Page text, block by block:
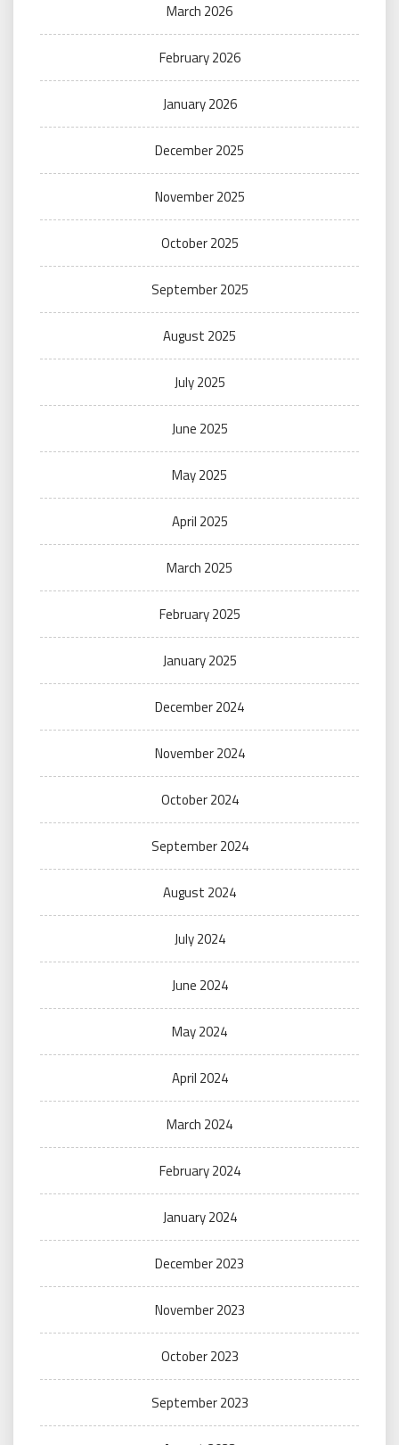
March 2026
February 2026
January 2026
December 2025
November 2025
October 2025
September 2025
August 2025
July 2025
June 2025
May 2025
April 2025
March 2025
February 2025
January 2025
December 2024
November 2024
October 2024
September 2024
August 2024
July 2024
June 2024
May 2024
April 2024
March 2024
February 2024
January 2024
December 2023
November 2023
October 2023
September 2023